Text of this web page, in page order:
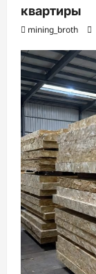
квартиры
mining_broth